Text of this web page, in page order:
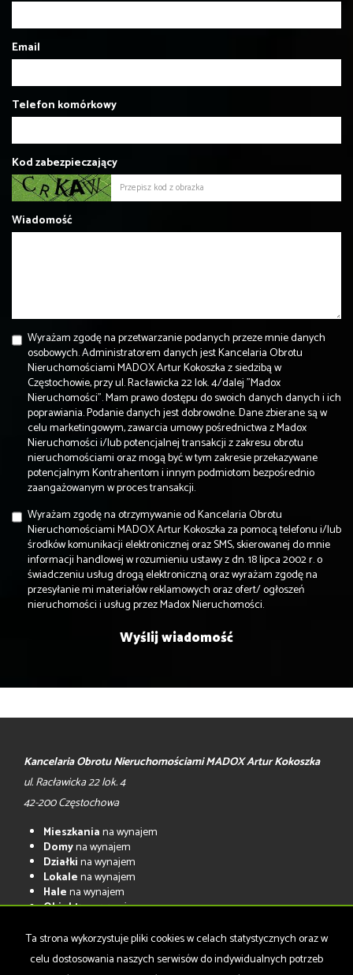
Email
Telefon komórkowy
Kod zabezpieczający
Wiadomość
Wyrażam zgodę na przetwarzanie podanych przeze mnie danych
osobowych. Administratorem danych jest Kancelaria Obrotu
Nieruchomościami MADOX Artur Kokoszka z siedzibą w
Częstochowie, przy ul. Racławicka 22 lok. 4/dalej "Madox
Nieruchomości". Mam prawo dostępu do swoich danych danych i ich
poprawiania. Podanie danych jest dobrowolne. Dane zbierane są w
celu marketingowym, zawarcia umowy pośrednictwa z Madox
Nieruchomości i/lub potencjalnej transakcji z zakresu obrotu
nieruchomościami oraz mogą być w tym zakresie przekazywane
potencjalnym Kontrahentom i innym podmiotom bezpośrednio
zaangażowanym w proces transakcji.
Wyrażam zgodę na otrzymywanie od Kancelaria Obrotu
Nieruchomościami MADOX Artur Kokoszka za pomocą telefonu i/lub
środków komunikacji elektronicznej oraz SMS, skierowanej do mnie
informacji handlowej w rozumieniu ustawy z dn. 18 lipca 2002 r. o
świadczeniu usług drogą elektroniczną oraz wyrażam zgodę na
przesyłanie mi materiałów reklamowych oraz ofert/ ogłoszeń
nieruchomości i usług przez Madox Nieruchomości.
Kancelaria Obrotu Nieruchomościami MADOX Artur Kokoszka
ul. Racławicka 22 lok. 4
42-200 Częstochowa
Mieszkaniana wynajem
Domyna wynajem
Działkina wynajem
Lokalena wynajem
Halena wynajem
Obiektyna wynajem
Mieszkaniana sprzedaż
na sprzedaż
Działkina sprzedaż
Ta strona wykorzystuje pliki cookies w celach statystycznych oraz w
celu dostosowania naszych serwisów do indywidualnych potrzeb